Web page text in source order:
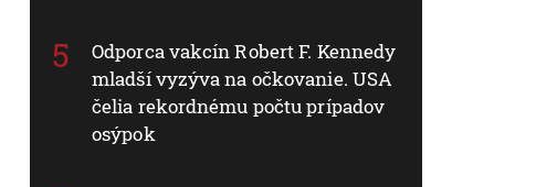
Odporca vakcín Robert F. Kennedy
mladší vyzýva na očkovanie. USA
čelia rekordnému počtu prípadov
osýpok